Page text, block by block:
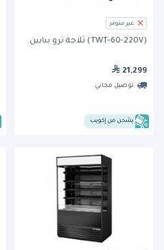
غير متوفر
(TWT-60-220V) ثلاجة ترو ببابين
21,299
توصيل مجاني
يشحن من إكويب